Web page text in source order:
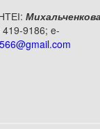
9186; e-